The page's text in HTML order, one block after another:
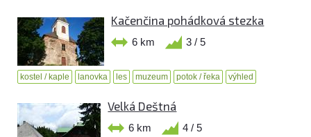
Kačenčina pohádková stezka
6 km 3 / 5
kostel / kaple lanovka les muzeum potok / řeka výhled
Velká Deštná
6 km 4 / 5